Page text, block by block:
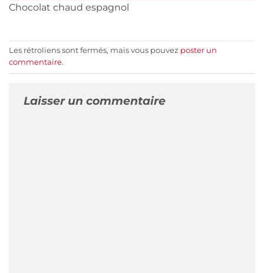
Chocolat chaud espagnol
Les rétroliens sont fermés, mais vous pouvez poster un
commentaire.
Laisser un commentaire